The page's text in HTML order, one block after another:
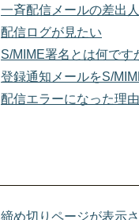
一斉配信メールの差出
配信ログが見たい
S/MIME署名とは何です
登録通知メールをS/
配信エラーになった理
締め切りページが表示